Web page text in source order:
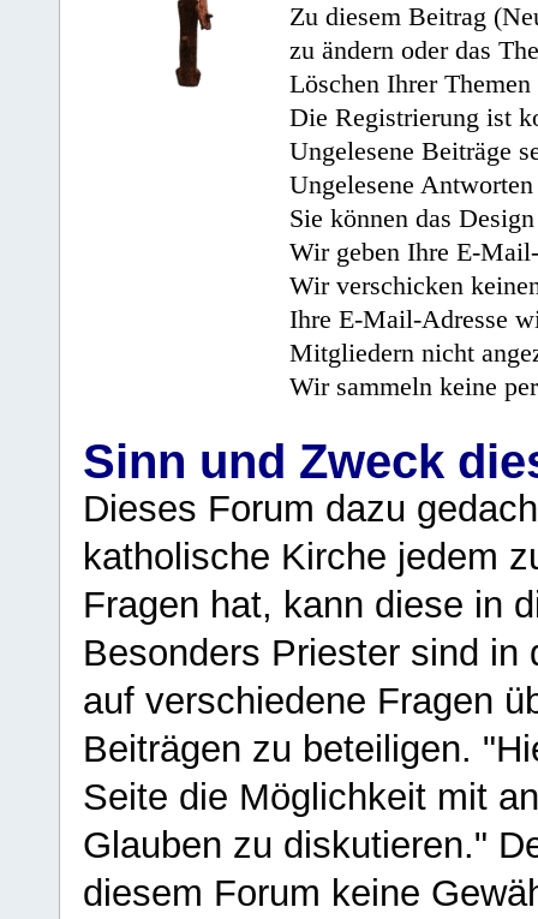
Zu diesem Beitrag
zu ändern oder das
Löschen Ihrer
Die Registrierung ist
Ungelesene Beiträge
Ungelesene
Sie können das
Wir geben Ihre E-
Wir verschicken
Ihre E-Mail-Adresse
Mitgliedern nicht
Wir sammeln keine
Sinn und Zweck
Dieses Forum dazu
katholische Kirche jedem
Fragen hat, kann diese in
Besonders Priester sind in
auf verschiedene Fragen
Beiträgen zu beteiligen.
Seite die Möglichkeit mit
Glauben zu diskutieren."
diesem Forum keine